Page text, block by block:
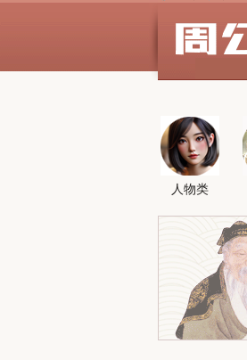
人物类